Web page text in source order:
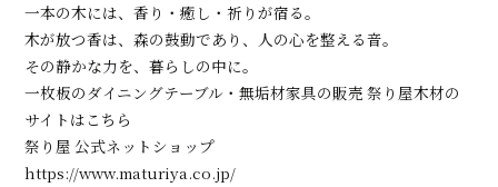
一本の木には、香り・癒し・祈りが宿る。
木が放つ香は、森の鼓動であり、人の心を整える音。
その静かな力を、暮らしの中に――。
一枚板のダイニングテーブル・無垢材家具の販売 祭り屋木材の
サイトはこちら
祭り屋 公式ネットショップ
https://www.maturiya.co.jp/